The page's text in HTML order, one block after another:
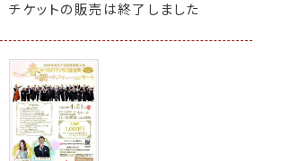
チケットの販売は終了しました